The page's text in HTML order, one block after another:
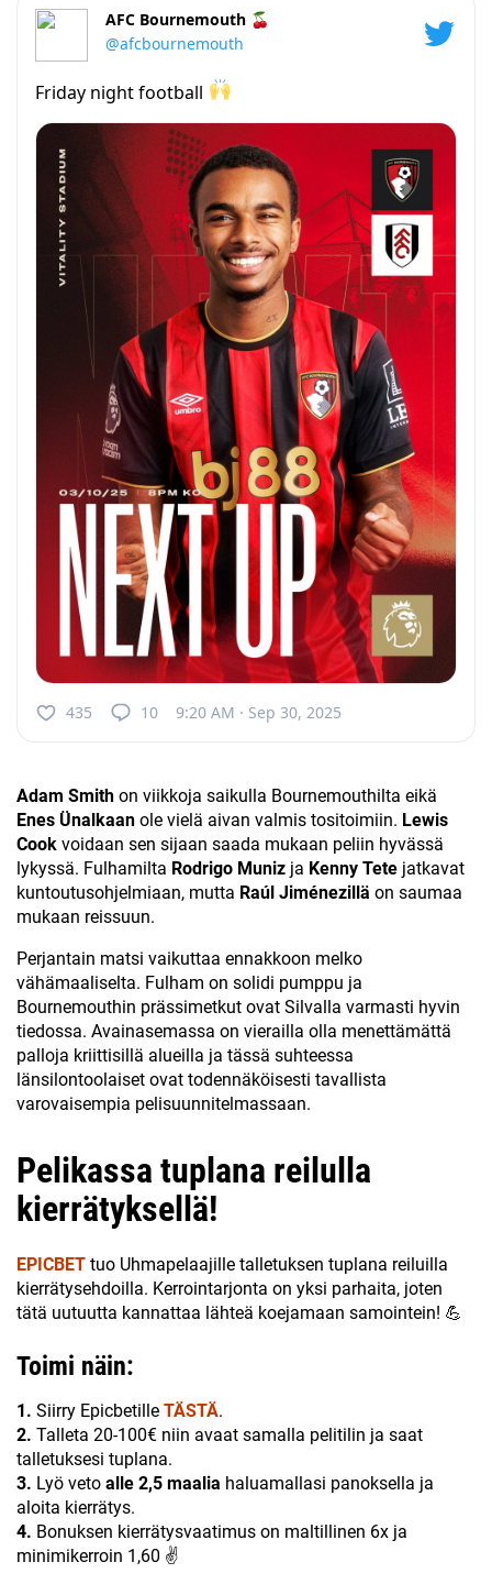
AFC Bournemouth 🍒
@afcbournemouth
Friday night football
435 10 9:20 AM · Sep 30, 2025
Adam Smith on viikkoja saikulla Bournemouthilta eikä
Enes Ünalkaan ole vielä aivan valmis tositoimiin. Lewis
Cook voidaan sen sijaan saada mukaan peliin hyvässä
lykyssä. Fulhamilta Rodrigo Muniz ja Kenny Tete jatkavat
kuntoutusohjelmiaan, mutta Raúl Jiménezillä on saumaa
mukaan reissuun.
Perjantain matsi vaikuttaa ennakkoon melko
vähämaaliselta. Fulham on solidi pumppu ja
Bournemouthin prässimetkut ovat Silvalla varmasti hyvin
tiedossa. Avainasemassa on vierailla olla menettämättä
palloja kriittisillä alueilla ja tässä suhteessa
länsilontoolaiset ovat todennäköisesti tavallista
varovaisempia pelisuunnitelmassaan.
Pelikassa tuplana reilulla
kierrätyksellä!
EPICBET tuo Uhmapelaajille talletuksen tuplana reiluilla
kierrätysehdoilla. Kerrointarjonta on yksi parhaita, joten
tätä uutuutta kannattaa lähteä koejamaan samointein! 💪
Toimi näin:
1. Siirry Epicbetille TÄSTÄ.
2. Talleta 20-100€ niin avaat samalla pelitilin ja saat
talletuksesi tuplana.
3. Lyö veto alle 2,5 maalia haluamallasi panoksella ja
aloita kierrätys.
4. Bonuksen kierrätysvaatimus on maltillinen 6x ja
minimikerroin 1,60 ✌